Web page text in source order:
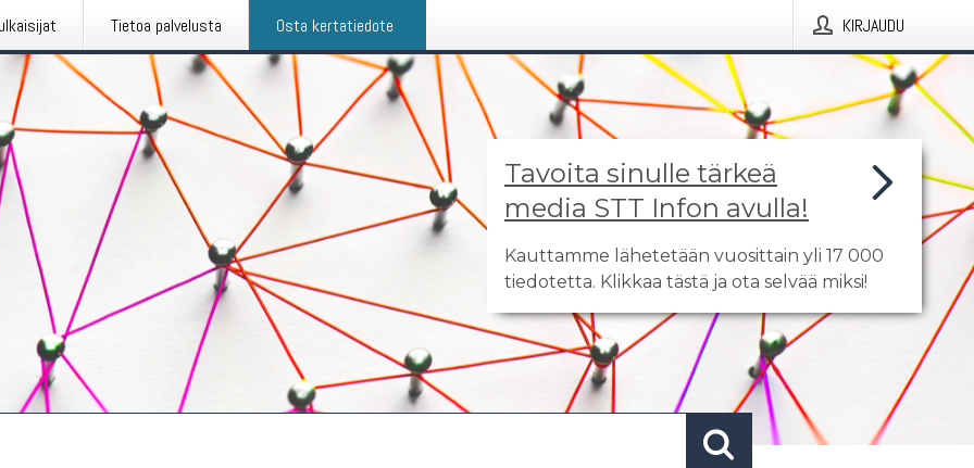
Tietoa palvelusta Osta kertatiedote KIRJAUDU
Tavoita sinulle tärkeä
media STT Infon avulla!
Kauttamme lähetetään vuosittain yli 17 000
tiedotetta. Klikkaa tästä ja ota selvää miksi!